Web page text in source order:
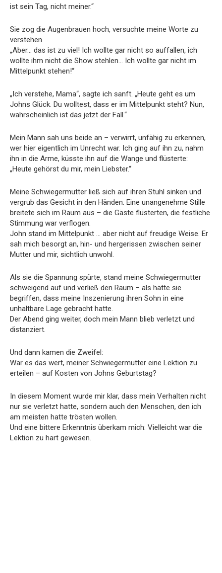
ist sein Tag, nicht meiner.“
Sie zog die Augenbrauen hoch, versuchte meine Worte zu
verstehen.
„Aber… das ist zu viel! Ich wollte gar nicht so auffallen, ich
wollte ihm nicht die Show stehlen… Ich wollte gar nicht im
Mittelpunkt stehen!“
„Ich verstehe, Mama“, sagte ich sanft. „Heute geht es um
Johns Glück. Du wolltest, dass er im Mittelpunkt steht? Nun,
wahrscheinlich ist das jetzt der Fall.“
Mein Mann sah uns beide an – verwirrt, unfähig zu erkennen,
wer hier eigentlich im Unrecht war. Ich ging auf ihn zu, nahm
ihn in die Arme, küsste ihn auf die Wange und flüsterte:
„Heute gehörst du mir, mein Liebster.“
Meine Schwiegermutter ließ sich auf ihren Stuhl sinken und
vergrub das Gesicht in den Händen. Eine unangenehme Stille
breitete sich im Raum aus – die Gäste flüsterten, die festliche
Stimmung war verflogen.
John stand im Mittelpunkt … aber nicht auf freudige Weise. Er
sah mich besorgt an, hin- und hergerissen zwischen seiner
Mutter und mir, sichtlich unwohl.
Als sie die Spannung spürte, stand meine Schwiegermutter
schweigend auf und verließ den Raum – als hätte sie
begriffen, dass meine Inszenierung ihren Sohn in eine
unhaltbare Lage gebracht hatte.
Der Abend ging weiter, doch mein Mann blieb verletzt und
distanziert.
Und dann kamen die Zweifel:
War es das wert, meiner Schwiegermutter eine Lektion zu
erteilen – auf Kosten von Johns Geburtstag?
In diesem Moment wurde mir klar, dass mein Verhalten nicht
nur sie verletzt hatte, sondern auch den Menschen, den ich
am meisten hatte trösten wollen.
Und eine bittere Erkenntnis überkam mich: Vielleicht war die
Lektion zu hart gewesen.